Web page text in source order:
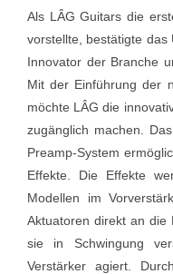
Als LÂG Guitars die
vorstellte, bestätigte
Innovator der Branche
Mit der Einführung der
möchte LÂG die
zugänglich machen.
Preamp-System
Effekte. Die Effekte
Modellen im
Aktuatoren direkt an die
sie in Schwingung
Verstärker agiert.